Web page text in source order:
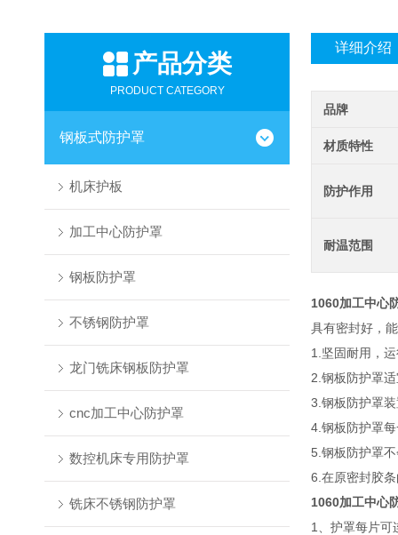
产品分类
PRODUCT CATEGORY
钢板式防护罩
机床护板
加工中心防护罩
钢板防护罩
不锈钢防护罩
龙门铣床钢板防护罩
cnc加工中心防护罩
数控机床专用防护罩
铣床不锈钢防护罩
详细介绍
品牌
材质特性
防护作用
耐温范围
1060加工中心
具有密封好，
1.坚固耐用，
2.钢板防护罩
3.钢板防护罩
4.钢板防护罩
5.钢板防护罩
6.在原密封胶
1060加工中心
1、护罩每片可